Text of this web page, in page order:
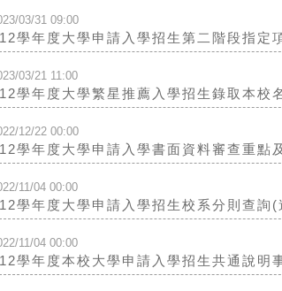
03/31 09:00
學年度大學申請入學招生第二階段指定
03/21 11:00
學年度大學繁星推薦入學招生錄取本校
12/22 00:00
學年度大學申請入學書面資料審查重
11/04 00:00
學年度大學申請入學招生校系分則查詢
11/04 00:00
學年度本校大學申請入學招生共通說明